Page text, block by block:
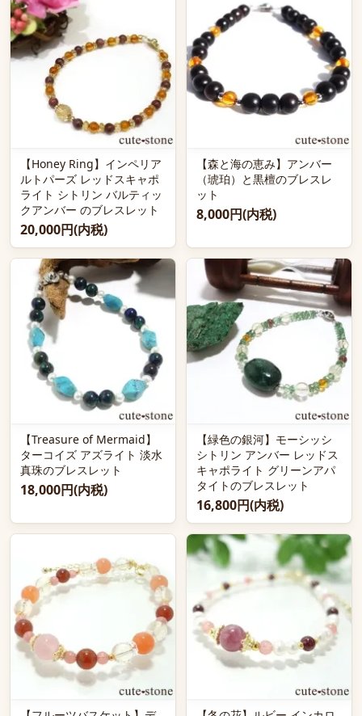
【Honey Ring】インペリア
ルトパーズ レッドスキャポ
ライト シトリン バルティッ
クアンバー のブレスレット
20,000円(内税)
【森と海の恵み】アンバー
（琥珀）と黒檀のブレスレ
ット
8,000円(内税)
【Treasure of Mermaid】
ターコイズ アズライト 淡水
真珠のブレスレット
18,000円(内税)
【緑色の銀河】モーシッシ
シトリン アンバー レッドス
キャポライト グリーンアパ
タイトのブレスレット
16,800円(内税)